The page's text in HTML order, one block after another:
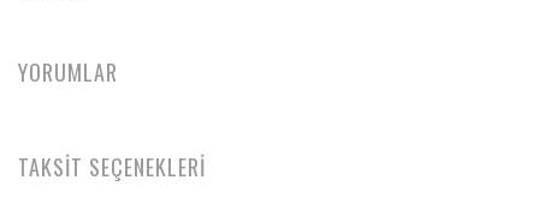
YORUMLAR
TAKSİT SEÇENEKLERİ